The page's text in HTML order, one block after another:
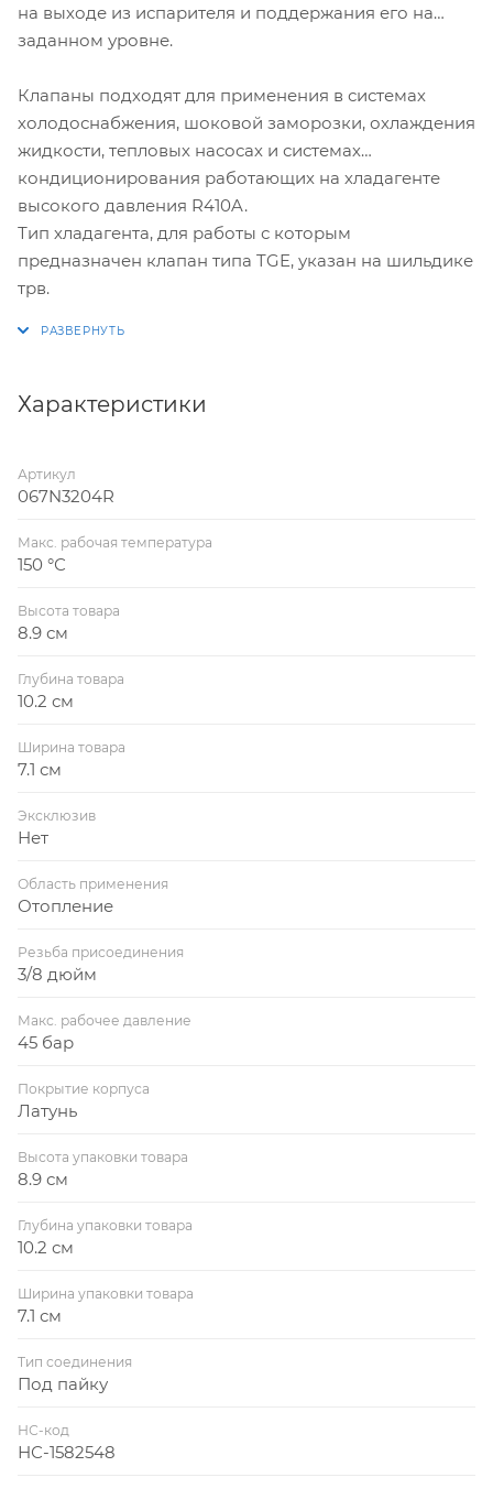
на выходе из испарителя и поддержания его на
заданном уровне.
Клапаны подходят для применения в системах
холодоснабжения, шоковой заморозки, охлаждения
жидкости, тепловых насосах и системах
кондиционирования работающих на хладагенте
высокого давления R410A.
Тип хладагента, для работы с которым
предназначен клапан типа TGE, указан на шильдике
трв.
Характеристики
Артикул
067N3204R
Макс. рабочая температура
150 °С
Высота товара
8.9 см
Глубина товара
10.2 см
Ширина товара
7.1 см
Эксклюзив
Нет
Область применения
Отопление
Резьба присоединения
3/8 дюйм
Макс. рабочее давление
45 бар
Покрытие корпуса
Латунь
Высота упаковки товара
8.9 см
Глубина упаковки товара
10.2 см
Ширина упаковки товара
7.1 см
Тип соединения
Под пайку
НС-код
НС-1582548